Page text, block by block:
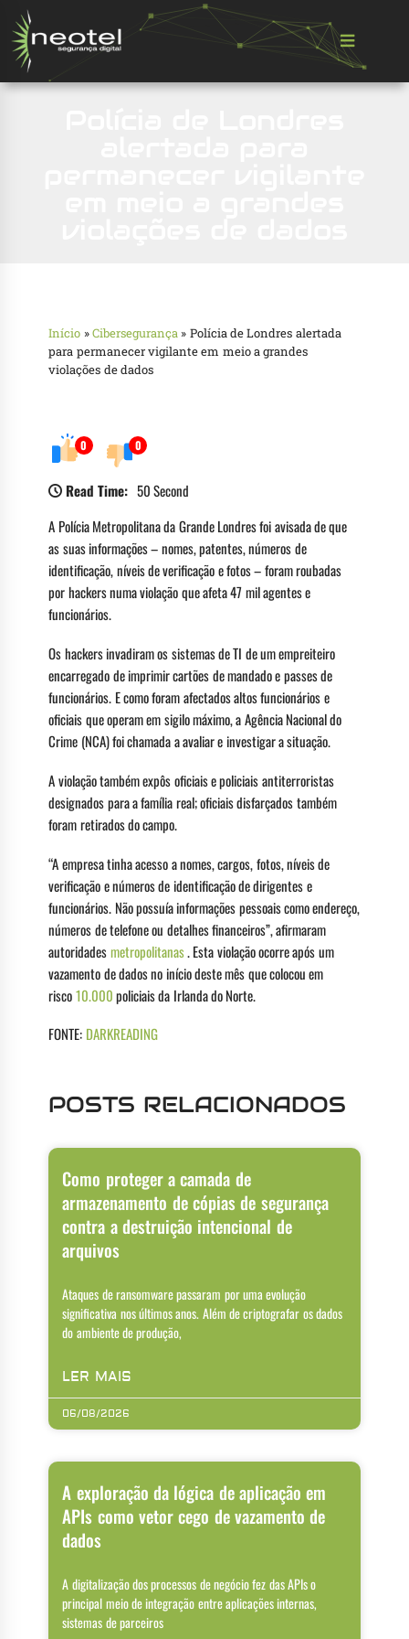
Início »Cibersegurança » Polícia de Londres alertada
para permanecer vigilante em meio a grandes
violações de dados
0 0
Read Time: 50 Second
A Polícia Metropolitana da Grande Londres foi avisada de que
as suas informações – nomes, patentes, números de
identificação, níveis de verificação e fotos – foram roubadas
por hackers numa violação que afeta 47 mil agentes e
funcionários.
Os hackers invadiram os sistemas de TI de um empreiteiro
encarregado de imprimir cartões de mandado e passes de
funcionários. E como foram afectados altos funcionários e
oficiais que operam em sigilo máximo, a Agência Nacional do
Crime (NCA) foi chamada a avaliar e investigar a situação.
A violação também expôs oficiais e policiais antiterroristas
designados para a família real; oficiais disfarçados também
foram retirados do campo.
“A empresa tinha acesso a nomes, cargos, fotos, níveis de
verificação e números de identificação de dirigentes e
funcionários. Não possuía informações pessoais como endereço,
números de telefone ou detalhes financeiros”, afirmaram
autoridadesmetropolitanas. Esta violação ocorre após um
vazamento de dados no início deste mês que colocou em
risco10.000policiais da Irlanda do Norte.
FONTE: DARKREADING
POSTS RELACIONADOS
Como proteger a camada de
armazenamento de cópias de segurança
contra a destruição intencional de
arquivos
Ataques de ransomware passaram por uma evolução
significativa nos últimos anos. Além de criptografar os dados
do ambiente de produção,
LER MAIS
06/08/2026
A exploração da lógica de aplicação em
APIs como vetor cego de vazamento de
dados
A digitalização dos processos de negócio fez das APIs o
principal meio de integração entre aplicações internas,
sistemas de parceiros